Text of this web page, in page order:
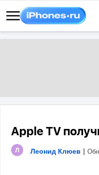
Apple TV
Леонид Клюев |